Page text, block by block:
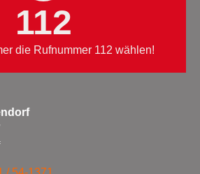
112
die Rufnummer 112 wählen!